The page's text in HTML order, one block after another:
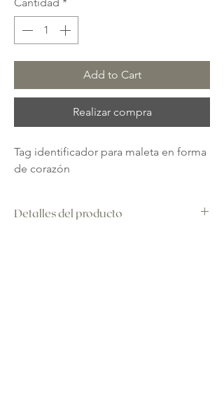
Add to Cart
Realizar compra
Tag identificador para maleta en forma
de corazón
Detalles del producto